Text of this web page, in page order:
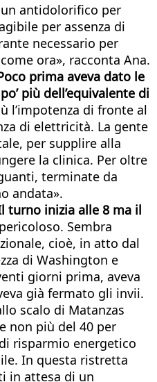
antidolorifico per
per assenza di
necessario per
ora», racconta Ana.
prima aveva dato le
più dell’equivalente di
l’impotenza di fronte al
di elettricità. La gente
per supplire alla
la clinica. Per oltre
terminate da
andata».
turno inizia alle 8 ma il
Sembra
cioè, in atto dal
di Washington e
giorni prima, aveva
già fermato gli invii.
scalo di Matanzas
non più del 40 per
risparmio energetico
In questa ristretta
in attesa di un